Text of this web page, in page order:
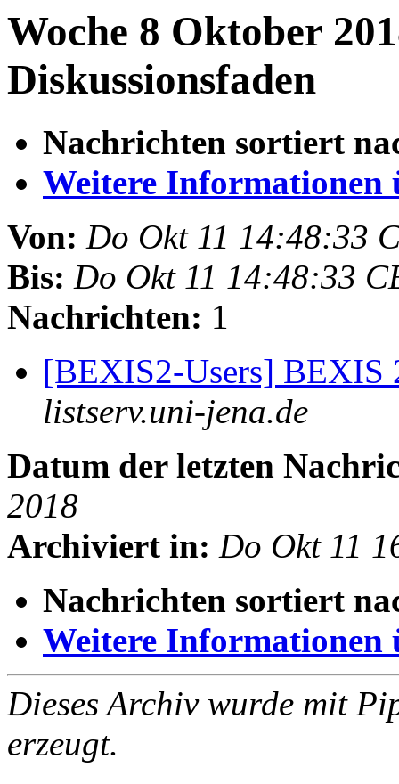
Woche 8 Oktober
Diskussionsfaden
Nachrichten sortiert
Weitere Informationen
Von: Do Okt 11 14:48:33
Bis: Do Okt 11 14:48:33
Nachrichten: 1
[BEXIS2-Users] BEXIS
listserv.uni-jena.de
Datum der letzten
2018
Archiviert in: Do Okt 11
Nachrichten sortiert
Weitere Informationen
Dieses Archiv wurde mit
erzeugt.